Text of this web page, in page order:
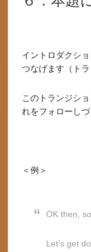
イントロダクシ
つなげます（トラ
このトランジシ
れをフォローしづ
＜例＞
OK then,
Let’s get